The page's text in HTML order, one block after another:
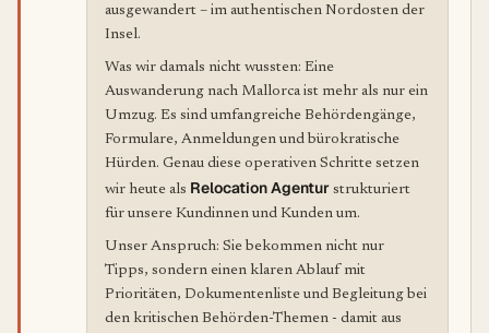
ausgewandert – im authentischen Nordosten der
Insel.
Was wir damals nicht wussten: Eine
Auswanderung nach Mallorca ist mehr als nur ein
Umzug. Es sind umfangreiche Behördengänge,
Formulare, Anmeldungen und bürokratische
Hürden. Genau diese operativen Schritte setzen
wir heute als Relocation Agentur strukturiert
für unsere Kundinnen und Kunden um.
Unser Anspruch: Sie bekommen nicht nur
Tipps, sondern einen klaren Ablauf mit
Prioritäten, Dokumentenliste und Begleitung bei
den kritischen Behörden-Themen - damit aus